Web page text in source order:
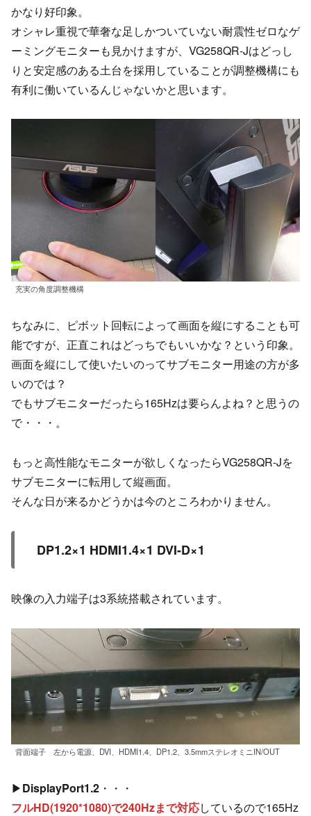
かなり好印象。
オシャレ重視で華奢な足しかついていない耐震性ゼロなゲ
ーミングモニターも見かけますが、VG258QR-Jはどっし
りと安定感のある土台を採用していることが調整機構にも
有利に働いているんじゃないかと思います。
充実の角度調整機構
ちなみに、ピボット回転によって画面を縦にすることも可
能ですが、正直これはどっちでもいいかな？という印象。
画面を縦にして使いたいのってサブモニター用途の方が多
いのでは？
でもサブモニターだったら165Hzは要らんよね？と思うの
で・・・。
もっと高性能なモニターが欲しくなったらVG258QR-Jを
サブモニターに転用して縦画面。
そんな日が来るかどうかは今のところわかりません。
DP1.2×1 HDMI1.4×1 DVI-D×1
映像の入力端子は3系統搭載されています。
背面端子 左から電源、DVI、HDMI1.4、DP1.2、3.5mmステレオミニIN/OUT
▶DisplayPort1.2 ・・・
フルHD(1920*1080)で240Hzまで対応しているので165Hz